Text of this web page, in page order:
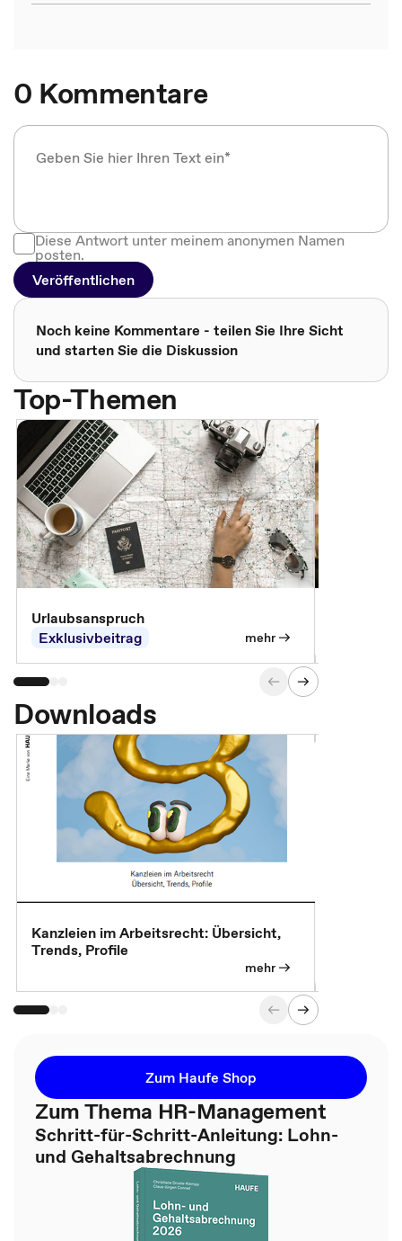
0 Kommentare
Diese Antwort unter meinem anonymen Namen
posten.
Veröffentlichen
Noch keine Kommentare - teilen Sie Ihre Sicht
und starten Sie die Diskussion
Top-Themen
Urlaubsanspruch
Exklusivbeitrag
mehr
Downloads
Kanzleien im Arbeitsrecht: Übersicht,
Trends, Profile
mehr
Zum Haufe Shop
Zum Thema HR-Management
Schritt-für-Schritt-Anleitung: Lohn-
und Gehaltsabrechnung